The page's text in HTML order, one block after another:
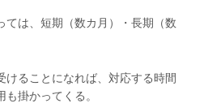
ては、短期（数カ月）・長期（数
けることになれば、対応する時間
掛かってくる。